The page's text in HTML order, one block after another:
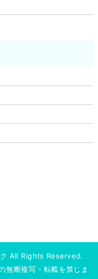
All Rights Reserved.
無断複写・転載を禁じま